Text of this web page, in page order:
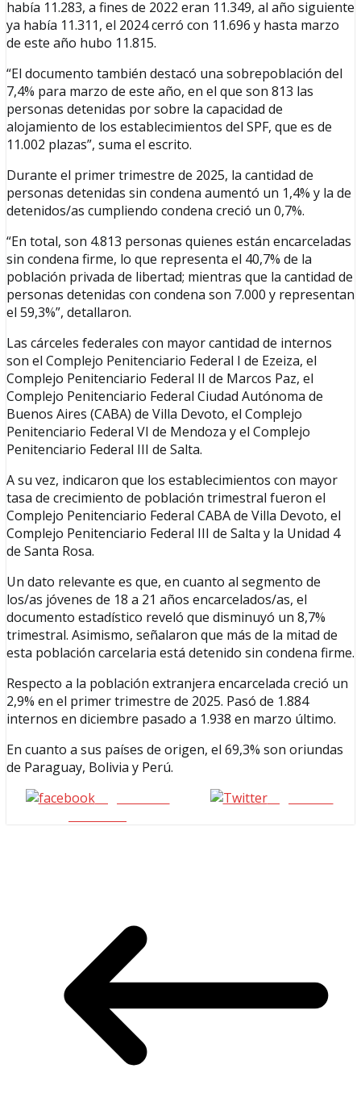
había 11.283, a fines de 2022 eran 11.349, al año siguiente
ya había 11.311, el 2024 cerró con 11.696 y hasta marzo
de este año hubo 11.815.
“El documento también destacó una sobrepoblación del
7,4% para marzo de este año, en el que son 813 las
personas detenidas por sobre la capacidad de
alojamiento de los establecimientos del SPF, que es de
11.002 plazas”, suma el escrito.
Durante el primer trimestre de 2025, la cantidad de
personas detenidas sin condena aumentó un 1,4% y la de
detenidos/as cumpliendo condena creció un 0,7%.
“En total, son 4.813 personas quienes están encarceladas
sin condena firme, lo que representa el 40,7% de la
población privada de libertad; mientras que la cantidad de
personas detenidas con condena son 7.000 y representan
el 59,3%”, detallaron.
Las cárceles federales con mayor cantidad de internos
son el Complejo Penitenciario Federal I de Ezeiza, el
Complejo Penitenciario Federal II de Marcos Paz, el
Complejo Penitenciario Federal Ciudad Autónoma de
Buenos Aires (CABA) de Villa Devoto, el Complejo
Penitenciario Federal VI de Mendoza y el Complejo
Penitenciario Federal III de Salta.
A su vez, indicaron que los establecimientos con mayor
tasa de crecimiento de población trimestral fueron el
Complejo Penitenciario Federal CABA de Villa Devoto, el
Complejo Penitenciario Federal III de Salta y la Unidad 4
de Santa Rosa.
Un dato relevante es que, en cuanto al segmento de
los/as jóvenes de 18 a 21 años encarcelados/as, el
documento estadístico reveló que disminuyó un 8,7%
trimestral. Asimismo, señalaron que más de la mitad de
esta población carcelaria está detenido sin condena firme.
Respecto a la población extranjera encarcelada creció un
2,9% en el primer trimestre de 2025. Pasó de 1.884
internos en diciembre pasado a 1.938 en marzo último.
En cuanto a sus países de origen, el 69,3% son oriundas
de Paraguay, Bolivia y Perú.
Seguinos en
seguinos X